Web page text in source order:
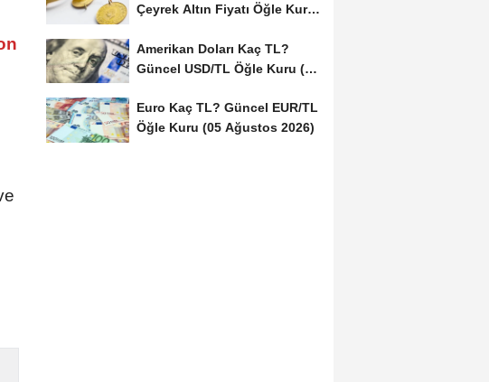
Çeyrek Altın Fiyatı Öğle Kuru
Amerikan Doları Kaç TL?
Güncel USD/TL Öğle Kuru (05
Euro Kaç TL? Güncel EUR/TL
Öğle Kuru (05 Ağustos 2026)